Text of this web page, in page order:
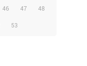
46 47 48
53